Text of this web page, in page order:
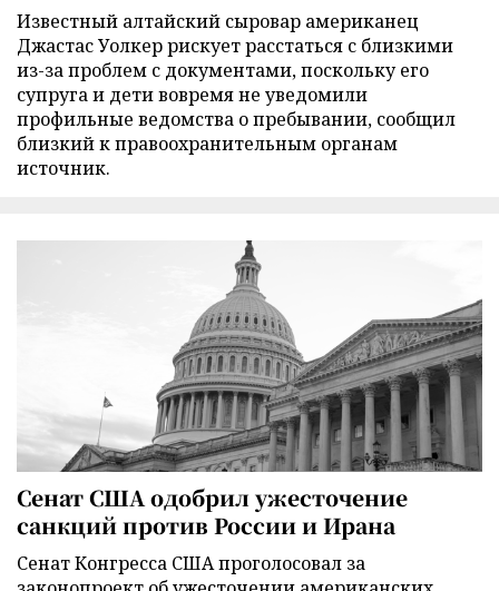
Известный алтайский сыровар американец
Джастас Уолкер рискует расстаться с близкими
из-за проблем с документами, поскольку его
супруга и дети вовремя не уведомили
профильные ведомства о пребывании, сообщил
близкий к правоохранительным органам
источник.
Сенат США одобрил ужесточение
санкций против России и Ирана
Сенат Конгресса США проголосовал за